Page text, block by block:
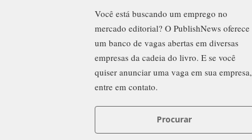
Você está buscando um emprego no
mercado editorial? O PublishNews oferece
um banco de vagas abertas em diversas
empresas da cadeia do livro. E se você
quiser anunciar uma vaga em sua empresa,
entre em contato.
Procurar